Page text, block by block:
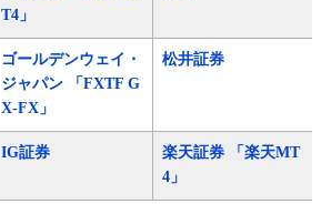
T4」
ゴールデンウェイ・
ジャパン 「FXTF G
X-FX」
松井証券
IG証券
楽天証券 「楽天MT
4」